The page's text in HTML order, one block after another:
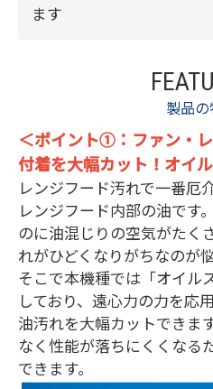
ます
製品
＜ポイント①：ファン・
付着を大幅カット！オイ
レンジフード汚れで一番厄
レンジフード内部の油です
のに油混じりの空気がたく
れがひどくなりがちなのが
そこで本機種では「オイル
しており、遠心力の力を応
油汚れを大幅カットできま
なく性能が落ちにくくなる
できます。